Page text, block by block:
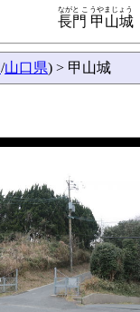
長門 甲山城
ながと こうやまじょう
/山口県) > 甲山城